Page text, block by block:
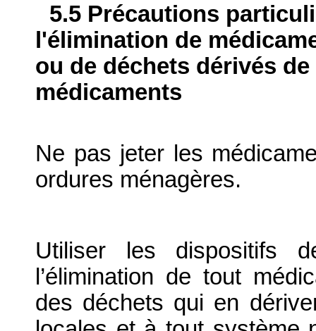
5.5 Précautions
l'élimination de
ou de déchets dérivés
médicaments
Ne pas jeter les
ordures ménagères.
Utiliser les dispositifs
l’élimination de tout
des déchets qui en